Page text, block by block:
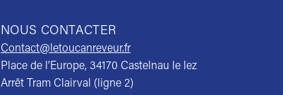
NOUS CONTACTER
Contact@letoucanreveur.fr
Place de l’Europe, 34170 Castelnau le lez
Arrêt Tram Clairval (ligne 2)